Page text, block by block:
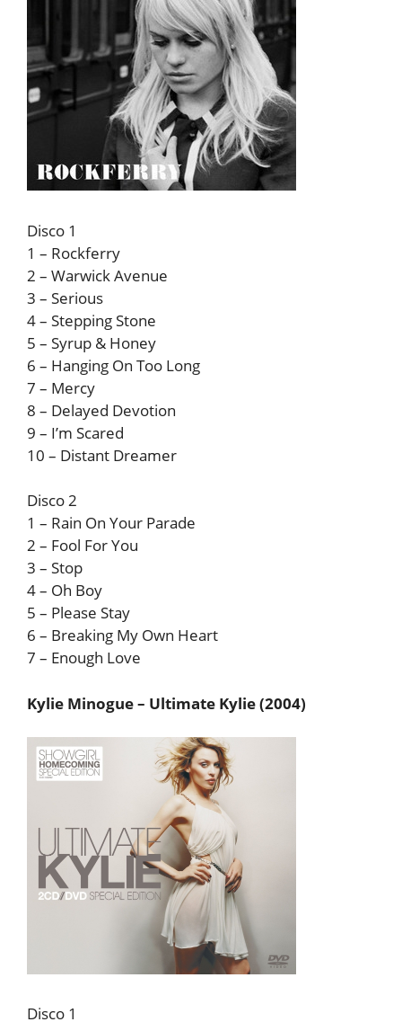
Disco 1
1 – Rockferry
2 – Warwick Avenue
3 – Serious
4 – Stepping Stone
5 – Syrup & Honey
6 – Hanging On Too Long
7 – Mercy
8 – Delayed Devotion
9 – I’m Scared
10 – Distant Dreamer
Disco 2
1 – Rain On Your Parade
2 – Fool For You
3 – Stop
4 – Oh Boy
5 – Please Stay
6 – Breaking My Own Heart
7 – Enough Love
Kylie Minogue – Ultimate Kylie (2004)
Disco 1